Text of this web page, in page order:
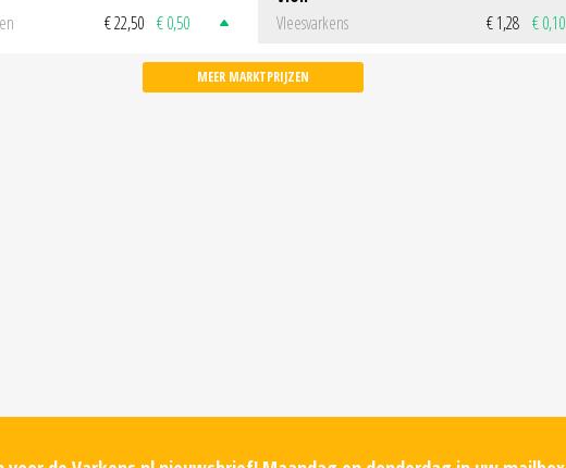
€ 22,50 € 0,50
Vleesvarkens
€ 1,28 € 0,10
MEER MARKTPRIJZEN